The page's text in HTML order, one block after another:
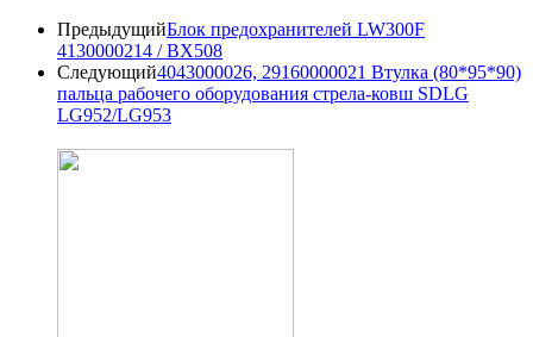
ПредыдущийБлок предохранителей LW300F
4130000214 / ВХ508
Следующий4043000026, 29160000021 Втулка (80*95*90)
пальца рабочего оборудования стрела-ковш SDLG
LG952/LG953